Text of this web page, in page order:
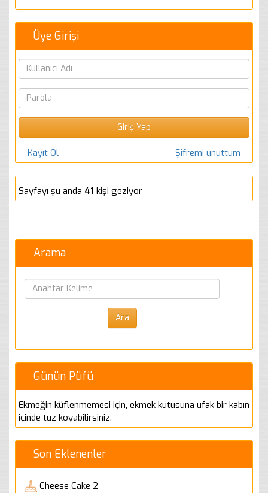
Üye Girişi
Kayıt Ol Şifremi unuttum
Sayfayı şu anda 41 kişi geziyor
Arama
Günün Püfü
Ekmeğin küflenmemesi için, ekmek kutusuna ufak bir kabın
içinde tuz koyabilirsiniz.
Son Eklenenler
Cheese Cake 2